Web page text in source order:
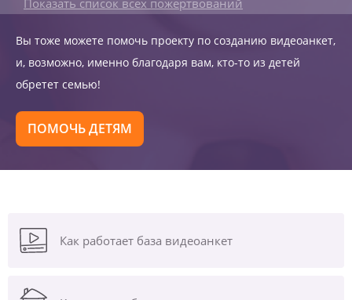
Показать список всех пожертвований
Вы тоже можете помочь проекту по созданию видеоанкет,
и, возможно, именно благодаря вам, кто-то из детей
обретет семью!
ПОМОЧЬ ДЕТЯМ
Как работает база видеоанкет